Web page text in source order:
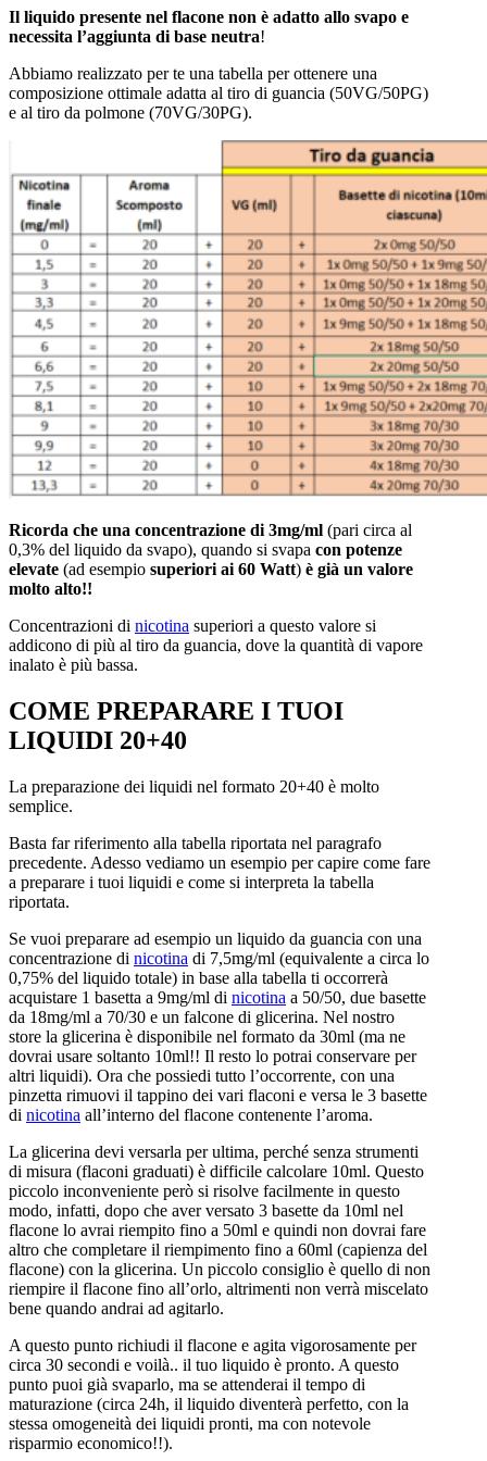
Il liquido presente nel flacone non è adatto allo svapo e
necessita l’aggiunta di base neutra!
Abbiamo realizzato per te una tabella per ottenere una
composizione ottimale adatta al tiro di guancia (50VG/50PG)
e al tiro da polmone (70VG/30PG).
Ricorda che una concentrazione di 3mg/ml (pari circa al
0,3% del liquido da svapo), quando si svapa con potenze
elevate (ad esempio superiori ai 60 Watt) è già un valore
molto alto!!
Concentrazioni di nicotina superiori a questo valore si
addicono di più al tiro da guancia, dove la quantità di vapore
inalato è più bassa.
COME PREPARARE I TUOI
LIQUIDI 20+40
La preparazione dei liquidi nel formato 20+40 è molto
semplice.
Basta far riferimento alla tabella riportata nel paragrafo
precedente. Adesso vediamo un esempio per capire come fare
a preparare i tuoi liquidi e come si interpreta la tabella
riportata.
Se vuoi preparare ad esempio un liquido da guancia con una
concentrazione di nicotina di 7,5mg/ml (equivalente a circa lo
0,75% del liquido totale) in base alla tabella ti occorrerà
acquistare 1 basetta a 9mg/ml di nicotina a 50/50, due basette
da 18mg/ml a 70/30 e un falcone di glicerina. Nel nostro
store la glicerina è disponibile nel formato da 30ml (ma ne
dovrai usare soltanto 10ml!! Il resto lo potrai conservare per
altri liquidi). Ora che possiedi tutto l’occorrente, con una
pinzetta rimuovi il tappino dei vari flaconi e versa le 3 basette
di nicotina all’interno del flacone contenente l’aroma.
La glicerina devi versarla per ultima, perché senza strumenti
di misura (flaconi graduati) è difficile calcolare 10ml. Questo
piccolo inconveniente però si risolve facilmente in questo
modo, infatti, dopo che aver versato 3 basette da 10ml nel
flacone lo avrai riempito fino a 50ml e quindi non dovrai fare
altro che completare il riempimento fino a 60ml (capienza del
flacone) con la glicerina. Un piccolo consiglio è quello di non
riempire il flacone fino all’orlo, altrimenti non verrà miscelato
bene quando andrai ad agitarlo.
A questo punto richiudi il flacone e agita vigorosamente per
circa 30 secondi e voilà.. il tuo liquido è pronto. A questo
punto puoi già svaparlo, ma se attenderai il tempo di
maturazione (circa 24h, il liquido diventerà perfetto, con la
stessa omogeneità dei liquidi pronti, ma con notevole
risparmio economico!!).